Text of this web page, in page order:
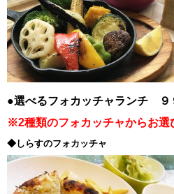
●選べるフォカッチャランチ ９
※2種類のフォカッチャからお選
◆しらすのフォカッチャ